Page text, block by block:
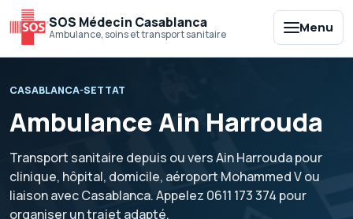
SOS Médecin Casablanca
Ambulance, soins et transport sanitaire Menu
CASABLANCA-SETTAT
Ambulance Ain Harrouda
Transport sanitaire depuis ou vers Ain Harrouda pour
clinique, hôpital, domicile, aéroport Mohammed V ou
liaison avec Casablanca. Appelez 0611 173 374 pour
organiser un trajet adapté.